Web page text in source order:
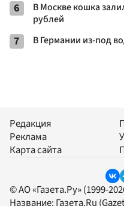
6
В Москве кошка
рублей
7 В Германии из-под
Редакция
Реклама
Карта сайта
© АО «Газета.Ру» (1999-